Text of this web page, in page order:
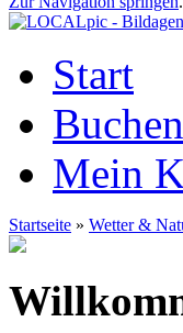
Start
Mein
Startseite » Wetter &